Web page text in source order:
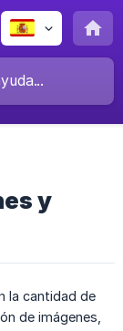
y
la cantidad de
de imágenes,